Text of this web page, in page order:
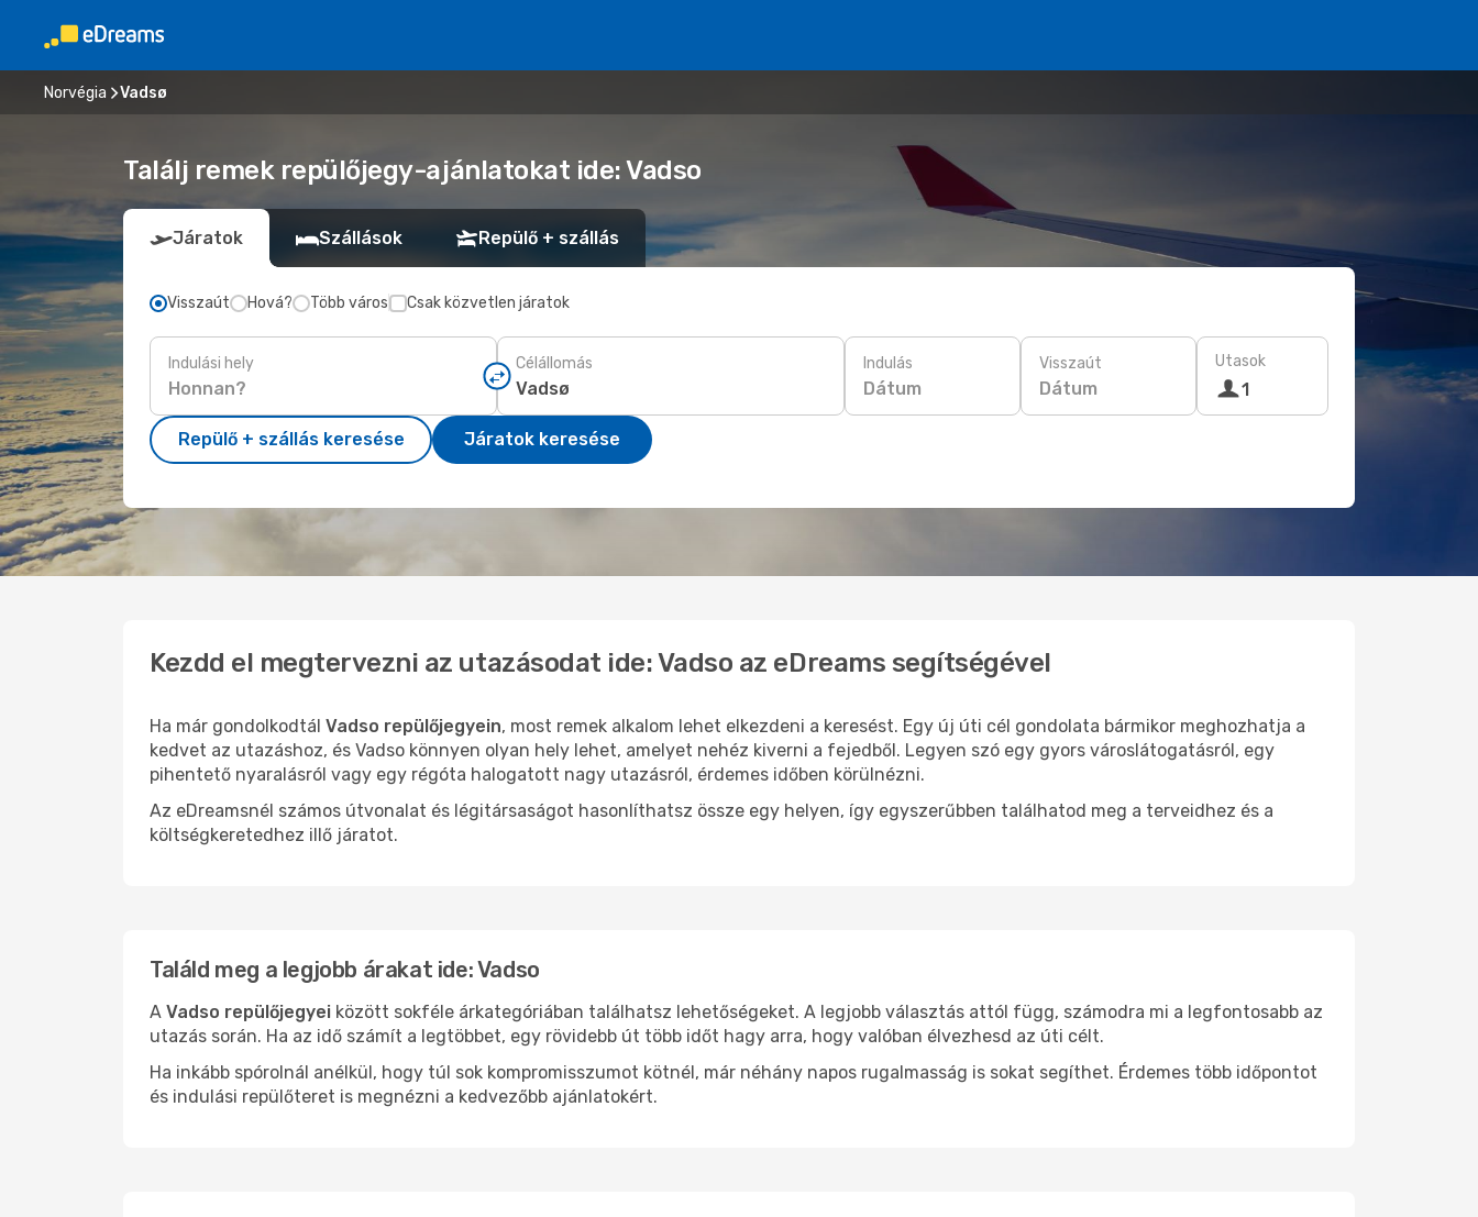
Norvégia Vadsø
Találj remek repülőjegy-ajánlatokat ide: Vadso
Járatok Szállások Repülő + szállás
Visszaút Hová? Több város Csak közvetlen járatok
Indulási hely Célállomás Indulás
Dátum
Visszaút
Dátum
Utasok
1
Repülő + szállás keresése Járatok keresése
Kezdd el megtervezni az utazásodat ide: Vadso az eDreams segítségével
Ha már gondolkodtál Vadso repülőjegyein, most remek alkalom lehet elkezdeni a keresést. Egy új úti cél gondolata bármikor meghozhatja a
kedvet az utazáshoz, és Vadso könnyen olyan hely lehet, amelyet nehéz kiverni a fejedből. Legyen szó egy gyors városlátogatásról, egy
pihentető nyaralásról vagy egy régóta halogatott nagy utazásról, érdemes időben körülnézni.
Az eDreamsnél számos útvonalat és légitársaságot hasonlíthatsz össze egy helyen, így egyszerűbben találhatod meg a terveidhez és a
költségkeretedhez illő járatot.
Találd meg a legjobb árakat ide: Vadso
A Vadso repülőjegyei között sokféle árkategóriában találhatsz lehetőségeket. A legjobb választás attól függ, számodra mi a legfontosabb az
utazás során. Ha az idő számít a legtöbbet, egy rövidebb út több időt hagy arra, hogy valóban élvezhesd az úti célt.
Ha inkább spórolnál anélkül, hogy túl sok kompromisszumot kötnél, már néhány napos rugalmasság is sokat segíthet. Érdemes több időpontot
és indulási repülőteret is megnézni a kedvezőbb ajánlatokért.